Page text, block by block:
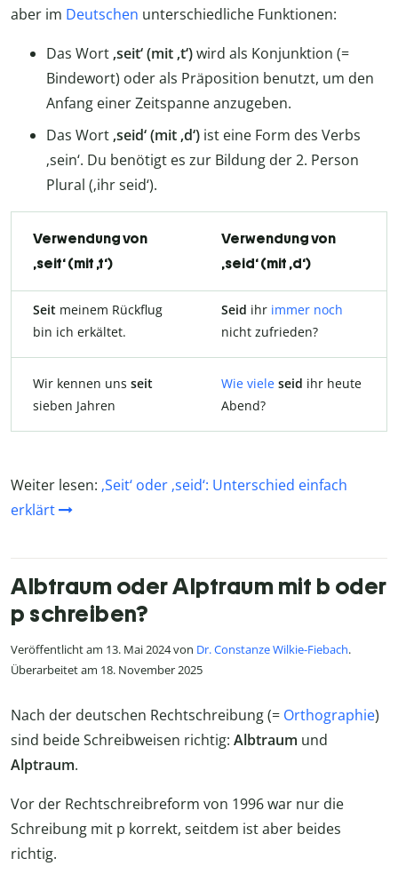
aber im Deutschen unterschiedliche Funktionen:
Das Wort ‚seit‘ (mit ‚t‘)wird als Konjunktion (=
Bindewort) oder als Präposition benutzt, um den
Anfang einer Zeitspanne anzugeben.
Das Wort ‚seid‘ (mit ‚d‘) ist eine Form des Verbs
‚sein‘. Du benötigt es zur Bildung der 2. Person
Plural (‚ihr seid‘).
Verwendung von
‚seit‘ (mit ‚t‘)
Verwendung von
‚seid‘ (mit ‚d‘)
Seit meinem Rückflug
bin ich erkältet.
Seid ihr immer noch
nicht zufrieden?
Wir kennen uns seit
sieben Jahren
Wie viele seid ihr heute
Abend?
Weiter lesen: ‚Seit‘ oder ‚seid‘: Unterschied einfach
erklärt
Albtraum oder Alptraum mit b oder
p schreiben?
Veröffentlicht am 13. Mai 2024 von Dr. Constanze Wilkie-Fiebach.
Überarbeitet am 18. November 2025
Nach der deutschen Rechtschreibung (= Orthographie)
sind beide Schreibweisen richtig: Albtraum und
Alptraum.
Vor der Rechtschreibreform von 1996 war nur die
Schreibung mit p korrekt, seitdem ist aber beides
richtig.